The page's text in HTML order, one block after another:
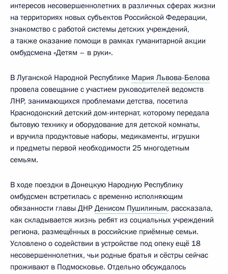
интересов несовершеннолетних в различных сферах жизни
на территориях новых субъектов Российской Федерации,
знакомство с работой системы детских учреждений,
а также оказание помощи в рамках гуманитарной акции
омбудсмена «Детям – в руки».
В Луганской Народной Республике Мария Львова-Белова
провела совещание с участием руководителей ведомств
ЛНР, занимающихся проблемами детства, посетила
Краснодонский детский дом-интернат, которому передала
бытовую технику и оборудование для детской комнаты,
и вручила продуктовые наборы, медикаменты, игрушки
и предметы первой необходимости 25 многодетным
семьям.
В ходе поездки в Донецкую Народную Республику
омбудсмен встретилась с временно исполняющим
обязанности главы ДНР Денисом Пушилиным, рассказала,
как складывается жизнь ребят из социальных учреждений
региона, размещённых в российские приёмные семьи.
Условлено о содействии в устройстве под опеку ещё 18
несовершеннолетних, чьи родные братья и сёстры сейчас
проживают в Подмосковье. Отдельно обсуждалось